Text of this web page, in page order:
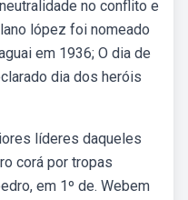
no conflito e
lópez foi nomeado
em 1936; O dia de
dia dos heróis
líderes daqueles
corá por tropas
em 1º de. Webem